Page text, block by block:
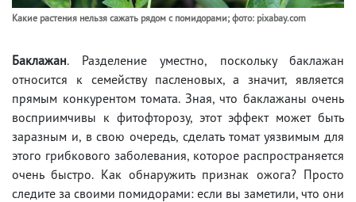
Какие растения нельзя сажать рядом с помидорами; фото: pixabay.com
Баклажан. Разделение уместно, поскольку баклажан
относится к семейству пасленовых, а значит, является
прямым конкурентом томата. Зная, что баклажаны очень
восприимчивы к фитофторозу, этот эффект может быть
заразным и, в свою очередь, сделать томат уязвимым для
этого грибкового заболевания, которое распространяется
очень быстро. Как обнаружить признак ожога? Просто
следите за своими помидорами: если вы заметили, что они